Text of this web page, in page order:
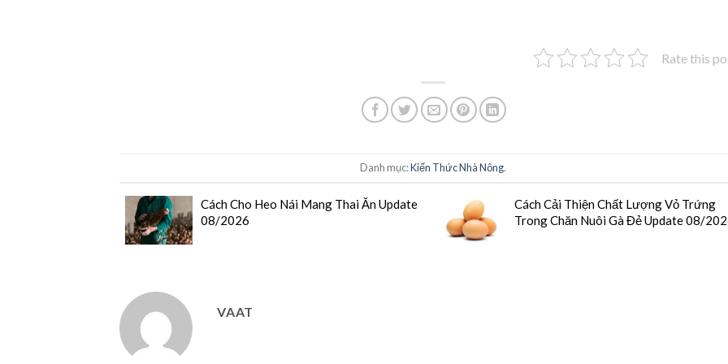
Rate this
Danh mục:Kiến Thức Nhà Nông.
Cách Cho Heo Nái Mang Thai Ăn Update
08/2026
Cách Cải Thiện Chất Lượng Vỏ Trứng
Trong Chăn Nuôi Gà Đẻ Update 08/
VAAT